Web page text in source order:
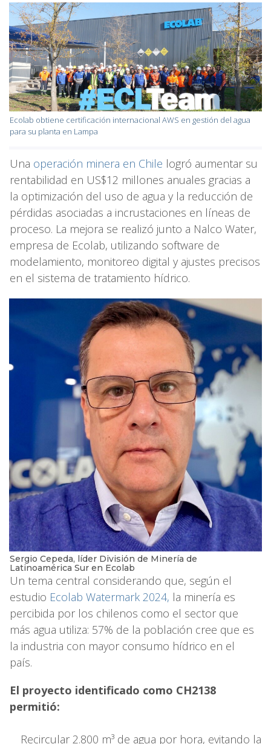
Ecolab obtiene certificación internacional AWS en gestión del agua
para su planta en Lampa
Una operación minera en Chile logró aumentar su
rentabilidad en US$12 millones anuales gracias a
la optimización del uso de agua y la reducción de
pérdidas asociadas a incrustaciones en líneas de
proceso. La mejora se realizó junto a Nalco Water,
empresa de Ecolab, utilizando software de
modelamiento, monitoreo digital y ajustes precisos
en el sistema de tratamiento hídrico.
Sergio Cepeda, líder División de Minería de
Latinoamérica Sur en Ecolab
Un tema central considerando que, según el
estudio Ecolab Watermark 2024, la minería es
percibida por los chilenos como el sector que
más agua utiliza: 57% de la población cree que es
la industria con mayor consumo hídrico en el
país.
El proyecto identificado como CH2138
permitió:
Recircular 2.800 m³ de agua por hora, evitando la